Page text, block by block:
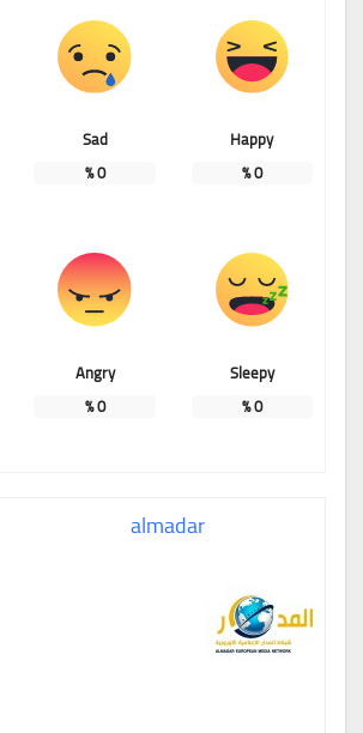
Happy
0
%
Sad
0
%
Sleepy
0
%
Angry
0
%
almadar